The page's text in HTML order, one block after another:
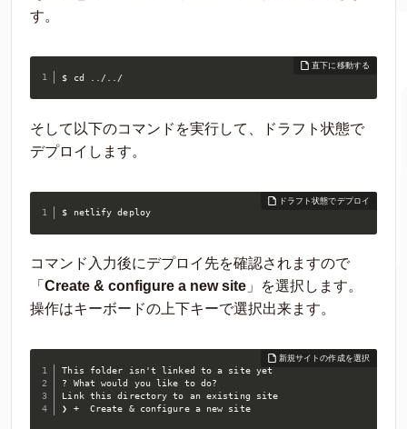
す。
$ cd ../../
そして以下のコマンドを実行して、ドラフト状態で
デプロイします。
$ netlify deploy
コマンド入力後にデプロイ先を確認されますので
「 Create & configure a new site 」を選択します。
操作はキーボードの上下キーで選択出来ます。
This folder isn't linked to a site yet
? What would you like to do?
Link this directory to an existing site
❯ +  Create & configure a new site